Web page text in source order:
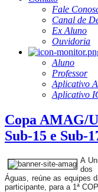
Fale
Canal de
Ex Aluno
Ouvidoria
Aluno
Professor
Aplicativo
Aplicativo
Copa AMAG/
Sub-15 e Sub-
A
dos
Águas, reúne as equipes
participante, para a 1ª